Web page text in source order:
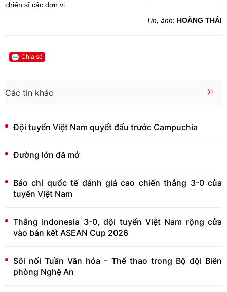
chiến sĩ các đơn vị.
Tin, ảnh: HOÀNG THÁI
Chia sẻ
Các tin khác
Đội tuyển Việt Nam quyết đấu trước Campuchia
Đường lớn đã mở
Báo chí quốc tế đánh giá cao chiến thắng 3-0 của
tuyển Việt Nam
Thắng Indonesia 3-0, đội tuyển Việt Nam rộng cửa
vào bán kết ASEAN Cup 2026
Sôi nổi Tuần Văn hóa - Thể thao trong Bộ đội Biên
phòng Nghệ An